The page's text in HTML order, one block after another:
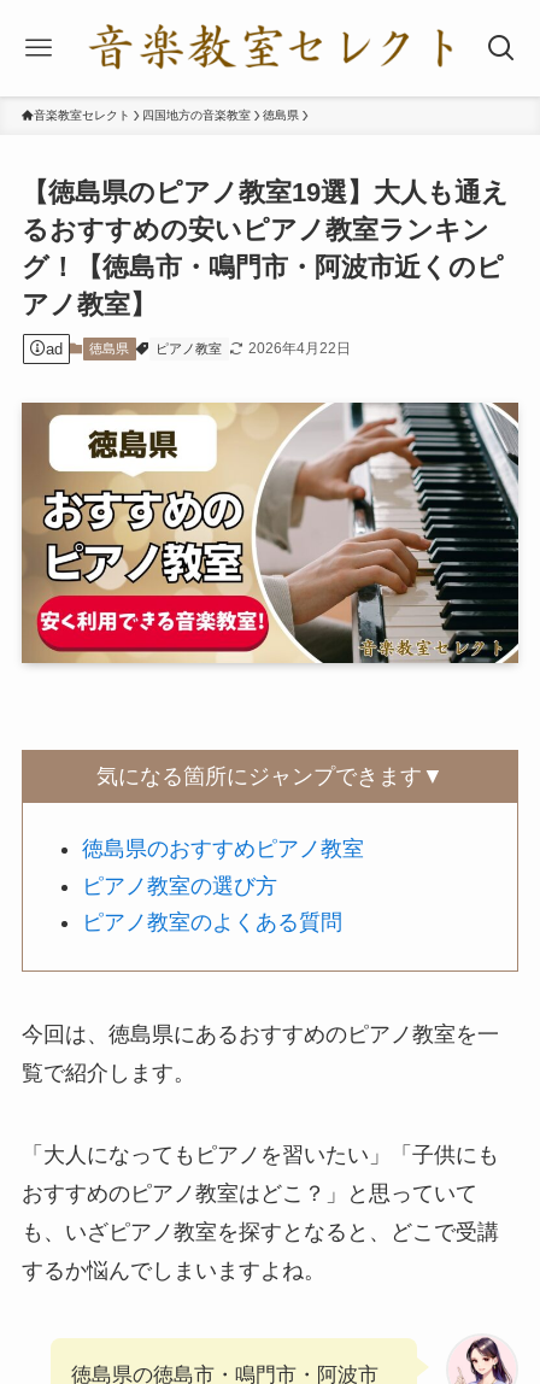
音楽教室セレクト 四国地方の音楽教室 徳島県
【徳島県のピアノ教室19選】大人も通え
るおすすめの安いピアノ教室ランキン
グ！【徳島市・鳴門市・阿波市近くのピ
アノ教室】
ad 徳島県 ピアノ教室 2026年4月22日
気になる箇所にジャンプできます▼
徳島県のおすすめピアノ教室
ピアノ教室の選び方
ピアノ教室のよくある質問
今回は、徳島県にあるおすすめのピアノ教室を一
覧で紹介します。
「大人になってもピアノを習いたい」「子供にも
おすすめのピアノ教室はどこ？」
と思っていて
も、いざピアノ教室を探すとなると、どこで受講
するか悩んでしまいますよね。
徳島県の徳島市・鳴門市・阿波市